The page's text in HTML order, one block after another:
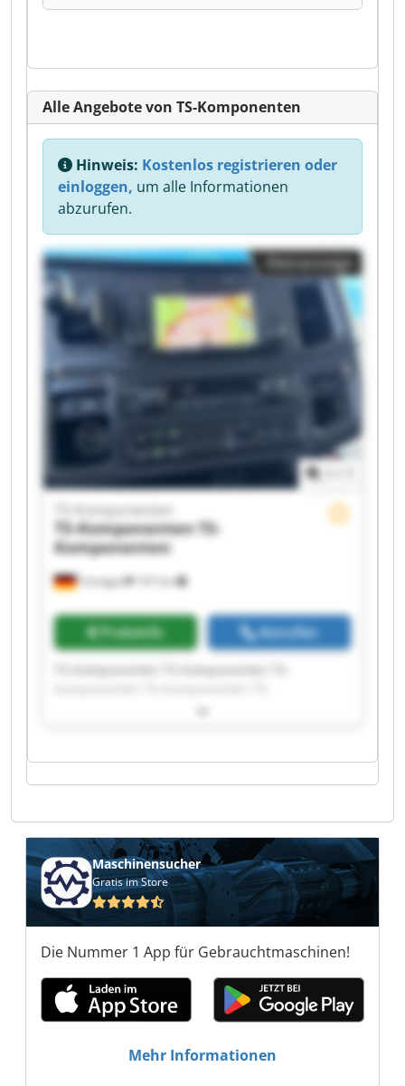
Alle Angebote von TS-Komponenten
Hinweis: Kostenlos registrieren oder
einloggen, um alle Informationen
abzurufen.
Kleinanzeige
Teningen 147 km
TS-Komponenten
TS-Komponenten TS-
Komponenten
Preisinfo Anrufen
Komponenten TS-Komponenten TS-
Komponenten TS-Komponenten TS-
Komponenten TS-Komponenten TS-
Komponenten TS-Komponenten TS-
Komponenten TS-Komponenten
Maschinensucher
Gratis im Store
Die Nummer 1 App für Gebrauchtmaschinen!
Mehr Informationen